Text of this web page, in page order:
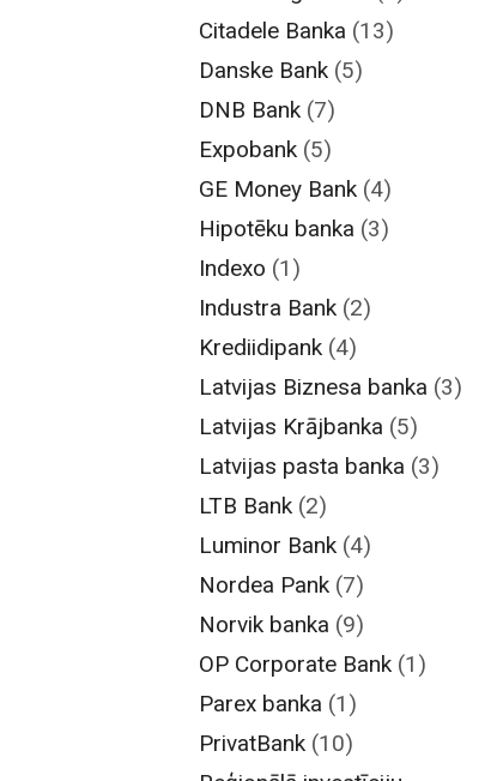
Citadele Banka (13)
Danske Bank (5)
DNB Bank (7)
Expobank (5)
GE Money Bank (4)
Hipotēku banka (3)
Indexo (1)
Industra Bank (2)
Krediidipank (4)
Latvijas Biznesa banka (3)
Latvijas Krājbanka (5)
Latvijas pasta banka (3)
LTB Bank (2)
Luminor Bank (4)
Nordea Pank (7)
Norvik banka (9)
OP Corporate Bank (1)
Parex banka (1)
PrivatBank (10)